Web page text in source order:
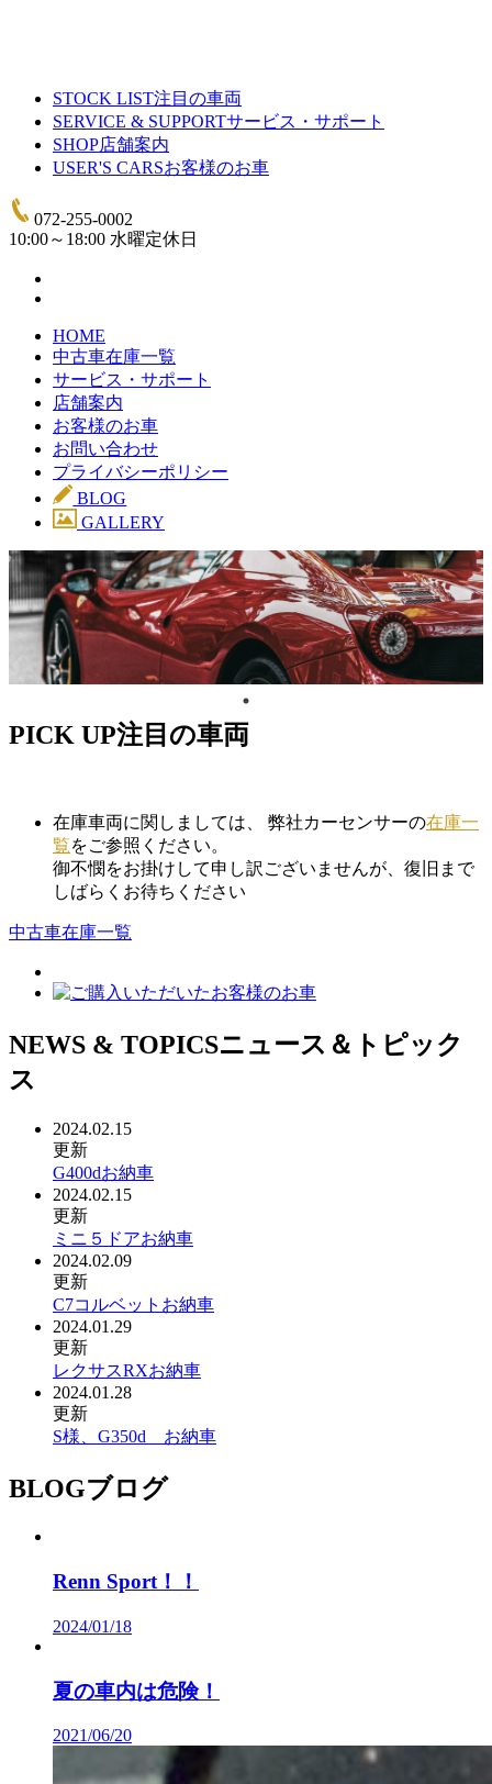
STOCK LIST注目の車両
SERVICE & SUPPORTサービス・サポート
SHOP店舗案内
USER'S CARSお客様のお車
072-255-0002
10:00～18:00 水曜定休日
HOME
中古車在庫一覧
サービス・サポート
店舗案内
お客様のお車
お問い合わせ
プライバシーポリシー
BLOG
GALLERY
PICK UP注目の車両
在庫車両に関しましては、 弊社カーセンサーの在庫一
覧をご参照ください。
御不憫をお掛けして申し訳ございませんが、復旧まで
しばらくお待ちください
中古車在庫一覧
NEWS & TOPICSニュース＆トピック
ス
2024.02.15
更新
G400dお納車
2024.02.15
更新
ミニ５ドアお納車
2024.02.09
更新
C7コルベットお納車
2024.01.29
更新
レクサスRXお納車
2024.01.28
更新
S様、G350d お納車
BLOGブログ
Renn Sport！！
2024/01/18
夏の車内は危険！
2021/06/20